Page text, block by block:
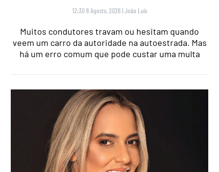
12:30 8 Agosto, 2026 |João Luís
Muitos condutores travam ou hesitam quando
veem um carro da autoridade na autoestrada. Mas
há um erro comum que pode custar uma multa